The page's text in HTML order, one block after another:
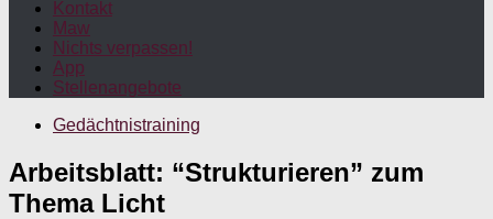
Kontakt
Maw
Nichts verpassen!
App
Stellenangebote
Gedächtnistraining
Arbeitsblatt: “Strukturieren” zum
Thema Licht